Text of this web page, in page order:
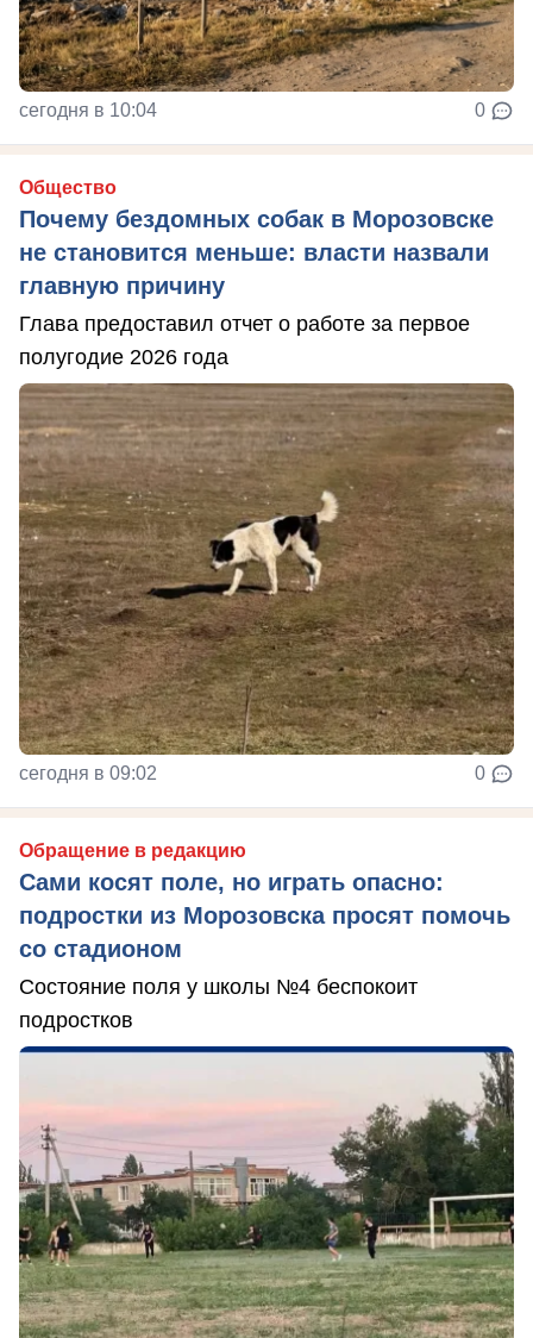
сегодня в 10:04 0
Общество
Почему бездомных собак в Морозовске
не становится меньше: власти назвали
главную причину
Глава предоставил отчет о работе за первое
полугодие 2026 года
сегодня в 09:02 0
Обращение в редакцию
Сами косят поле, но играть опасно:
подростки из Морозовска просят помочь
со стадионом
Состояние поля у школы №4 беспокоит
подростков